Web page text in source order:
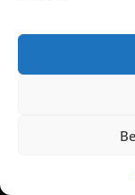
hátfájás kezelése